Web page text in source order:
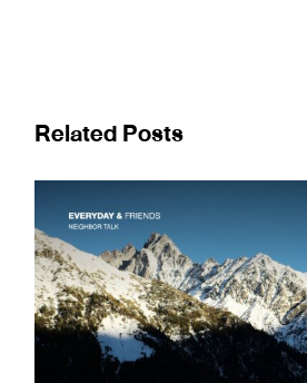
Related Posts